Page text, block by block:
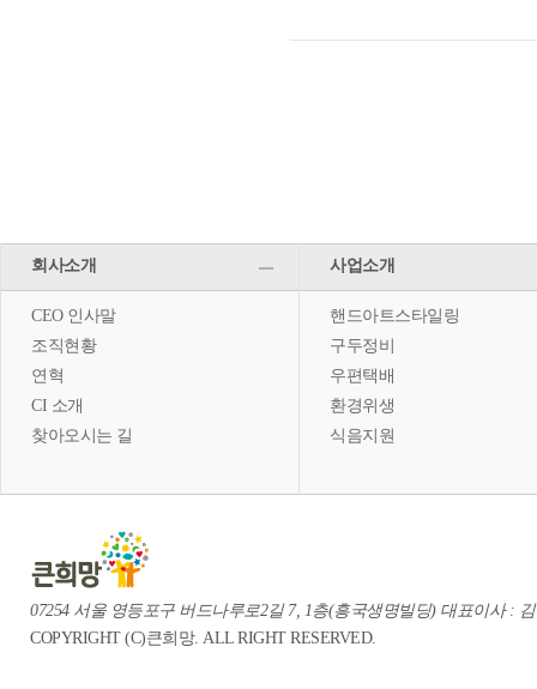
회사소개
CEO 인사말
조직현황
연혁
CI 소개
찾아오시는 길
사업소개
핸드아트스타일링
구두정비
우편택배
환경위생
식음지원
07254 서울 영등포구 버드나루로2길 7, 1층(흥국생명빌딩) 대표이사 : 김
COPYRIGHT (C)큰희망. ALL RIGHT RESERVED.